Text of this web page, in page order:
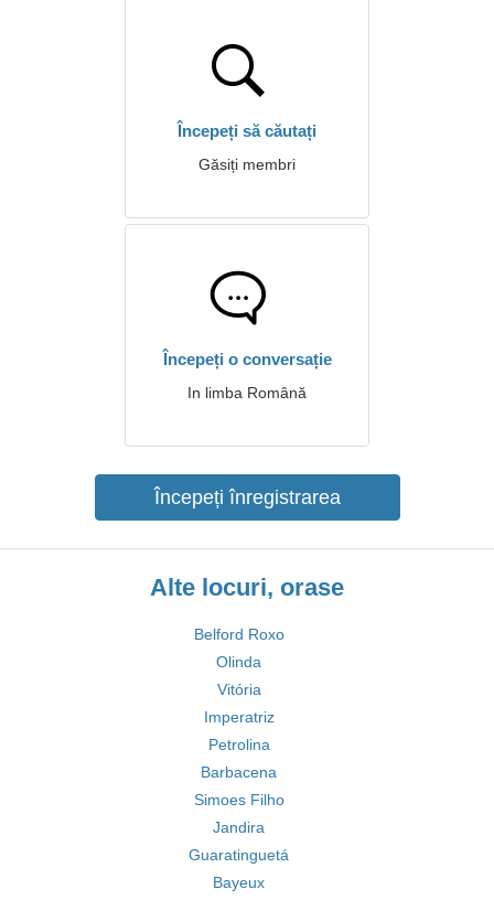
Începeți să căutați
Găsiți membri
Începeți o conversație
In limba Română
Începeți înregistrarea
Alte locuri, orase
Belford Roxo
Olinda
Vitória
Imperatriz
Petrolina
Barbacena
Simoes Filho
Jandira
Guaratinguetá
Bayeux